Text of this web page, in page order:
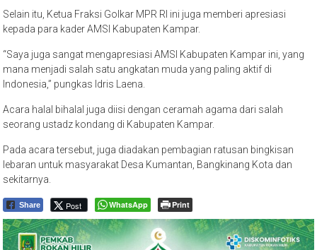
Selain itu, Ketua Fraksi Golkar MPR RI ini juga memberi apresiasi
kepada para kader AMSI Kabupaten Kampar.
“Saya juga sangat mengapresiasi AMSI Kabupaten Kampar ini, yang
mana menjadi salah satu angkatan muda yang paling aktif di
Indonesia,” pungkas Idris Laena.
Acara halal bihalal juga diisi dengan ceramah agama dari salah
seorang ustadz kondang di Kabupaten Kampar.
Pada acara tersebut, juga diadakan pembagian ratusan bingkisan
lebaran untuk masyarakat Desa Kumantan, Bangkinang Kota dan
sekitarnya.
Share Post WhatsApp Print